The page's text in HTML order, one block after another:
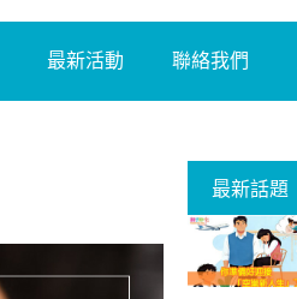
最新活動 聯絡我們
最新話題